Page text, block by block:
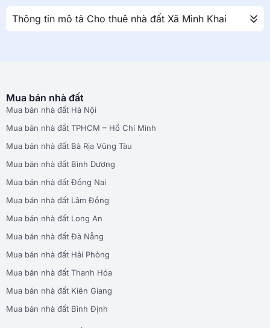
Thông tin mô tả Cho thuê nhà đất Xã Minh Khai
Mua bán nhà đất
Mua bán nhà đất Hà Nội
Mua bán nhà đất TPHCM – Hồ Chí Minh
Mua bán nhà đất Bà Rịa Vũng Tàu
Mua bán nhà đất Bình Dương
Mua bán nhà đất Đồng Nai
Mua bán nhà đất Lâm Đồng
Mua bán nhà đất Long An
Mua bán nhà đất Đà Nẵng
Mua bán nhà đất Hải Phòng
Mua bán nhà đất Thanh Hóa
Mua bán nhà đất Kiên Giang
Mua bán nhà đất Bình Định